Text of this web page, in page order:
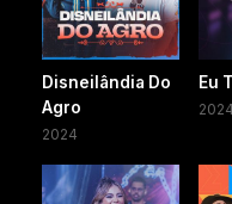
Disneilândia Do
Agro
2024
Eu
2024